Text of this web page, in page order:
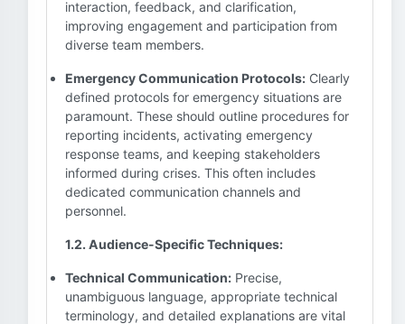
interaction, feedback, and clarification,
improving engagement and participation from
diverse team members.
Emergency Communication Protocols: Clearly
defined protocols for emergency situations are
paramount. These should outline procedures for
reporting incidents, activating emergency
response teams, and keeping stakeholders
informed during crises. This often includes
dedicated communication channels and
personnel.
1.2. Audience-Specific Techniques:
Technical Communication: Precise,
unambiguous language, appropriate technical
terminology, and detailed explanations are vital